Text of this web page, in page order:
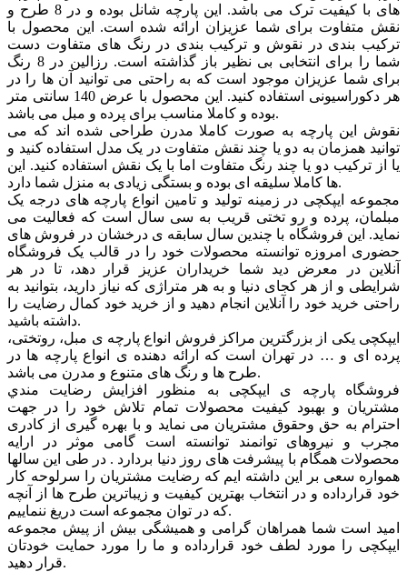
های با کیفیت ترک می باشد. این پارچه شانل بوده و در 8 طرح و
نقش متفاوت برای شما عزیزان ارائه شده است. این محصول با
ترکیب بندی در نقوش و ترکیب بندی در رنگ های متفاوت دست
شما را برای انتخابی بی نظیر باز گذاشته است. رزالین در 8 رنگ
برای شما عزیزان موجود است که به راحتی می توانید آن ها را در
هر دکوراسیونی استفاده کنید. این محصول با عرض 140 سانتی متر
بوده و کاملا مناسب برای پرده و مبل می باشد.
نقوش این پارچه به صورت کاملا مدرن طراحی شده اند که می
توانید همزمان به دو یا چند نقش متفاوت در یک مدل استفاده کنید و
یا از ترکیب دو یا چند رنگ متفاوت اما با یک نقش استفاده کنید. این
ها کاملا سلیقه ای بوده و بستگی زیادی به منزل شما دارد.
مجموعه ایپکچی در زمینه تولید و تامین انواع پارچه های درجه یک
مبلمان، پرده و رو تختی قریب به سی سال است که فعالیت می
نماید. این فروشگاه با چندین سال سابقه ی درخشان در فروش های
حضوری امروزه توانسته محصولات خود را در قالب یک فروشگاه
آنلاین در معرض دید شما خریداران عزیز قرار دهد، تا در هر
شرایطی و از هر کجای دنیا و به هر متراژی که نیاز دارید، بتوانید به
راحتی خرید خود را آنلاین انجام دهید و از خرید خود کمال رضایت را
داشته باشید.
ایپکچی یکی از بزرگترین مراکز فروش انواع پارچه ی مبل، روتختی،
پرده ای و … در تهران است که ارائه دهنده ی انواع پارچه ها در
طرح ها و رنگ های متنوع و مدرن می باشد.
فروشگاه پارچه ی ایپکچی به منظور افزايش رضايت مندي
مشتريان و بهبود کيفيت محصولات تمام تلاش خود را در جهت
احترام به حق وحقوق مشتريان می نماید و با بهره گیری از کادری
مجرب و نیروهای توانمند توانسته است گامی موثر در ارايه
محصولات همگام با پیشرفت های روز دنیا بردارد . در طی این سالها
همواره سعی بر این داشته ایم که رضایت مشتریان را سرلوحه کار
خود قرارداده و در انتخاب بهترین کیفیت و زیباترین طرح ها از آنچه
که در توان مجموعه است دریغ ننماییم.
امید است شما همراهان گرامی و همیشگی بیش از پیش مجموعه
ایپکچی را مورد لطف خود قرارداده و ما را مورد حمایت خودتان
قرار دهید.